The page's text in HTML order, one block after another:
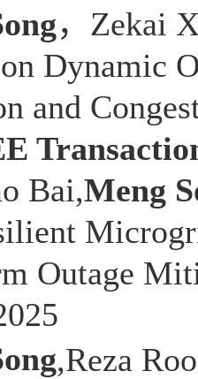
， Zekai
Dynamic
and
Bai,Meng
Outage
,Reza